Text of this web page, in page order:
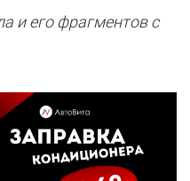
и его фрагментов с